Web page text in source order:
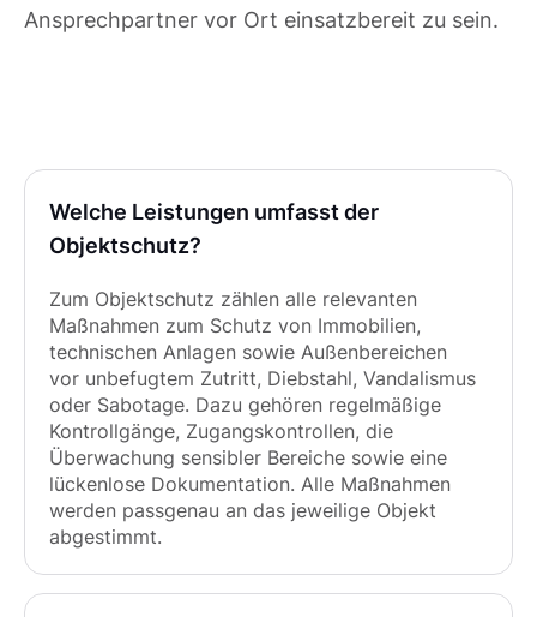
Ansprechpartner vor Ort einsatzbereit zu sein.
Welche Leistungen umfasst der
Objektschutz?
Zum Objektschutz zählen alle relevanten
Maßnahmen zum Schutz von Immobilien,
technischen Anlagen sowie Außenbereichen
vor unbefugtem Zutritt, Diebstahl, Vandalismus
oder Sabotage. Dazu gehören regelmäßige
Kontrollgänge, Zugangskontrollen, die
Überwachung sensibler Bereiche sowie eine
lückenlose Dokumentation. Alle Maßnahmen
werden passgenau an das jeweilige Objekt
abgestimmt.